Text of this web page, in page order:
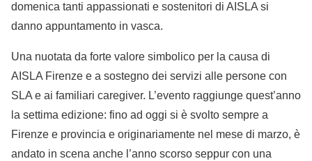
domenica tanti appassionati e sostenitori di AISLA si
danno appuntamento in vasca.
Una nuotata da forte valore simbolico per la causa di
AISLA Firenze e a sostegno dei servizi alle persone con
SLA e ai familiari caregiver. L’evento raggiunge quest’anno
la settima edizione: fino ad oggi si è svolto sempre a
Firenze e provincia e originariamente nel mese di marzo, è
andato in scena anche l’anno scorso seppur con una